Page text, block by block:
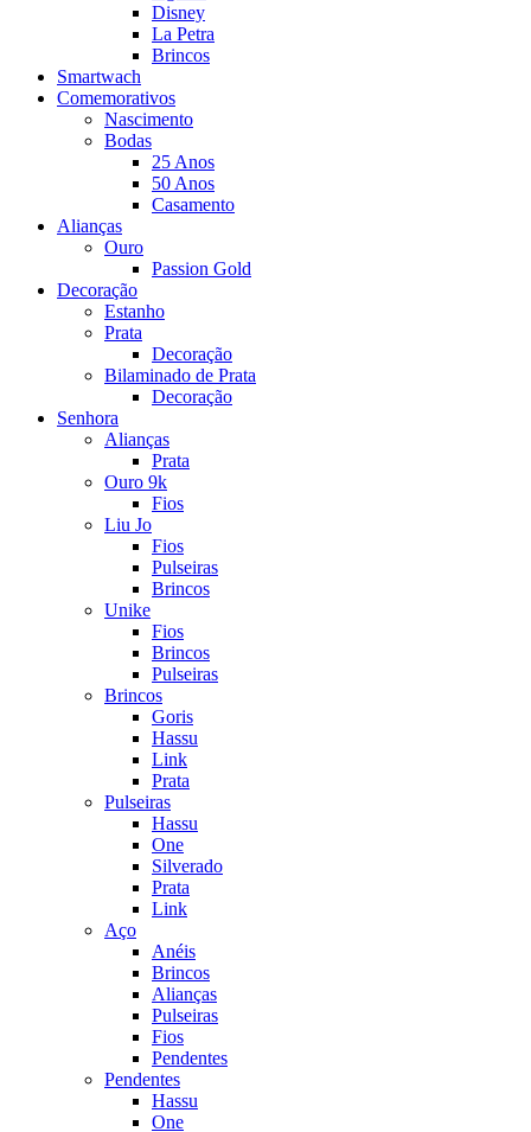
Disney
La Petra
Brincos
Smartwach
Comemorativos
Nascimento
Bodas
25 Anos
50 Anos
Casamento
Alianças
Ouro
Passion Gold
Decoração
Estanho
Prata
Decoração
Bilaminado de Prata
Decoração
Senhora
Alianças
Prata
Ouro 9k
Fios
Liu Jo
Fios
Pulseiras
Brincos
Unike
Fios
Brincos
Pulseiras
Brincos
Goris
Hassu
Link
Prata
Pulseiras
Hassu
One
Silverado
Prata
Link
Aço
Anéis
Brincos
Alianças
Pulseiras
Fios
Pendentes
Pendentes
Hassu
One